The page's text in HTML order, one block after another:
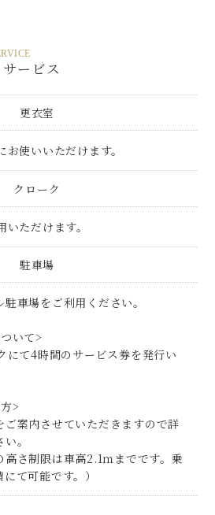
ービス
更衣室
使いいただけます。
クローク
ただけます。
駐車場
車場をご利用ください。
いて>
にて4時間のサービス券を発行い
>
案内させていただきますので詳
。
高さ制限は車高2.1ｍまでです。乗
て可能です。）